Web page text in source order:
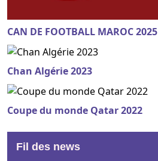
CAN DE FOOTBALL MAROC 2025
Chan Algérie 2023
Coupe du monde Qatar 2022
Fil des news